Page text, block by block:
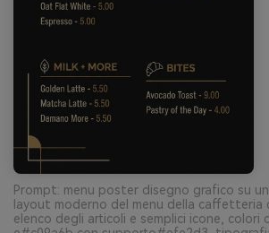
Prompt: menu poster disegno grafico su
layout moderno del menu della caffetteria
elenco degli articoli e semplici icone, colori